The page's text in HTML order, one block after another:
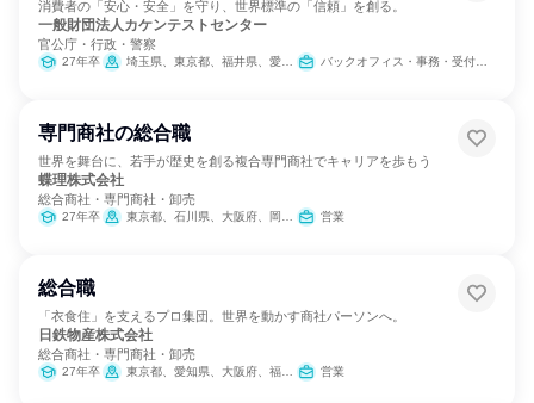
消費者の「安心・安全」を守り、世界標準の「信頼」を創る。
一般財団法人カケンテストセンター
官公庁・行政・警察
27年卒 埼玉県、東京都、福井県、愛知県、京都府、大阪府、兵庫県、広島県 バックオフィス・事務・受付、製造・生産工程、営業
専門商社の総合職
世界を舞台に、若手が歴史を創る複合専門商社でキャリアを歩もう
蝶理株式会社
総合商社・専門商社・卸売
27年卒 東京都、石川県、大阪府、岡山県 営業
総合職
「衣食住」を支えるプロ集団。世界を動かす商社パーソンへ。
日鉄物産株式会社
総合商社・専門商社・卸売
27年卒 東京都、愛知県、大阪府、福岡県 営業